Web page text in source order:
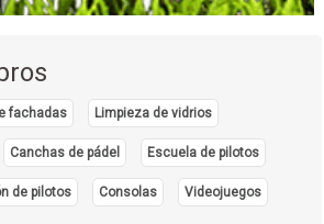
fachadas Limpieza de vidrios
Canchas de pádel Escuela de pilotos
de pilotos Consolas Videojuegos